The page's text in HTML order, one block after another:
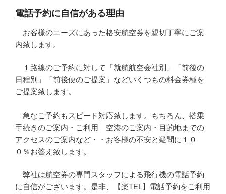
電話予約に自信がある理由
お客様のニーズにあった格安航空券を親切丁寧にご案
内致します。
１路線のご予約に対して「就航航空会社別」「前後の
日程別」「前後便のご提案」などいくつもの料金券種を
ご提案致します。
急なご予約もスピード対応致します。もちろん、搭乗
手続きのご案内・ご利用 空港のご案内・目的地までの
アクセスのご案内など・・お客様の不安と疑問に１０
０％お答え致します。
弊社は航空券の専門スタッフによる飛行機の電話予約
に自信がございます。是非、【楽TEL】電話予約をご利用